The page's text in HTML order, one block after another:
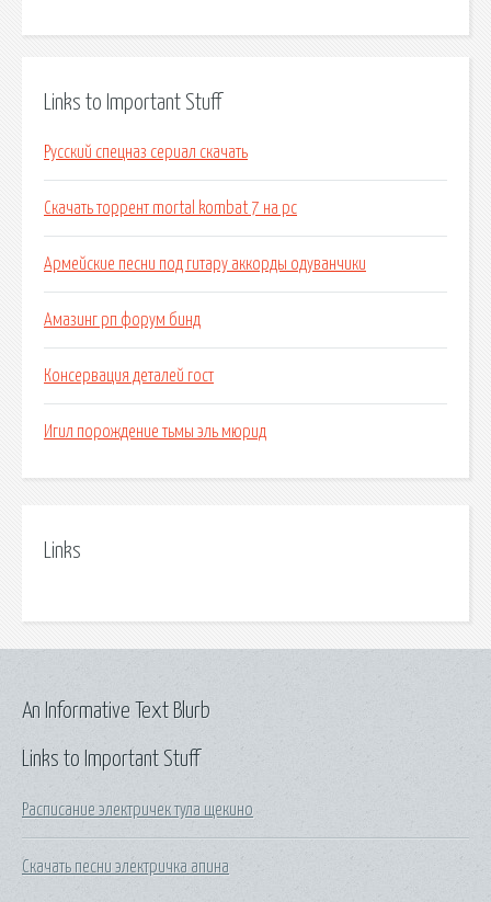
Links to Important Stuff
Русский спецназ сериал скачать
Скачать торрент mortal kombat 7 на pc
Армейские песни под гитару аккорды одуванчики
Амазинг рп форум бинд
Консервация деталей гост
Игил порождение тьмы эль мюрид
Links
Links to Important Stuff
Расписание электричек тула щекино
Скачать песни электричка апина
An Informative Text Blurb